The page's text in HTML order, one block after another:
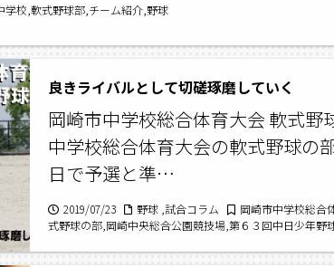
学校,軟式野球部,チーム紹介,野球
良きライバルとして切磋琢磨していく
岡崎市中学校総合体育大会 軟式野
中学校総合体育大会の軟式野球の
日で予選と準…
2019/07/23 野球 ,試合コラム
岡崎市中学校総合
式野球の部,岡崎中央総合公園競技場,第６３回中日少年